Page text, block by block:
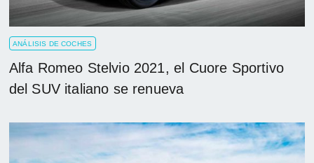
ANÁLISIS DE COCHES
Alfa Romeo Stelvio 2021, el Cuore Sportivo
del SUV italiano se renueva